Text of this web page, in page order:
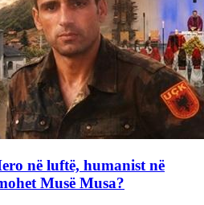
në luftë, humanist në
Musë Musa?